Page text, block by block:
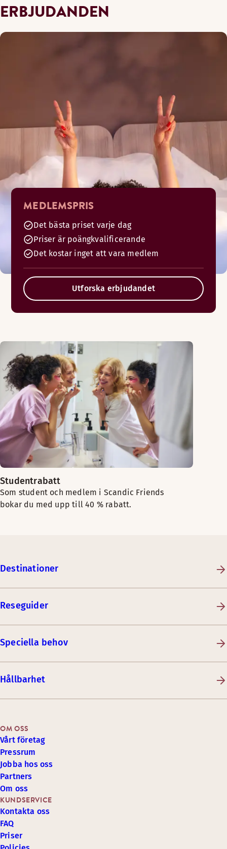
ERBJUDANDEN
MEDLEMSPRIS
Det bästa priset varje dag
Priser är poängkvalificerande
Det kostar inget att vara medlem
Utforska erbjudandet
Studentrabatt
Som student och medlem i Scandic Friends
bokar du med upp till 40 % rabatt.
Destinationer
Reseguider
Speciella behov
Hållbarhet
KUNDSERVICE
Kontakta oss
FAQ
Priser
OM OSS
Vårt företag
Pressrum
Jobba hos oss
Partners
Om oss